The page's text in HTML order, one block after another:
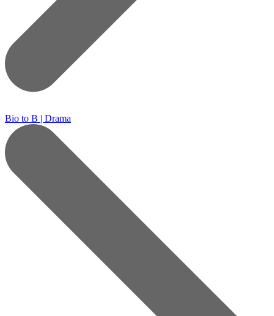
Bio to B | Drama